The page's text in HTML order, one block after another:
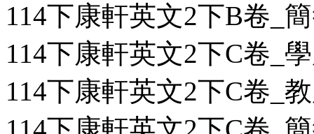
114下康軒英文2下B卷_
114下康軒英文2下C卷_
114下康軒英文2下C卷_